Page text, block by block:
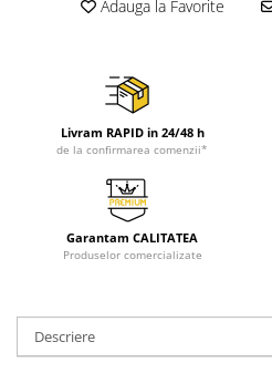
Adauga la Favorite
Livram RAPID in 24/48 h
de la confirmarea comenzii*
Garantam CALITATEA
Produselor comercializate
Descriere